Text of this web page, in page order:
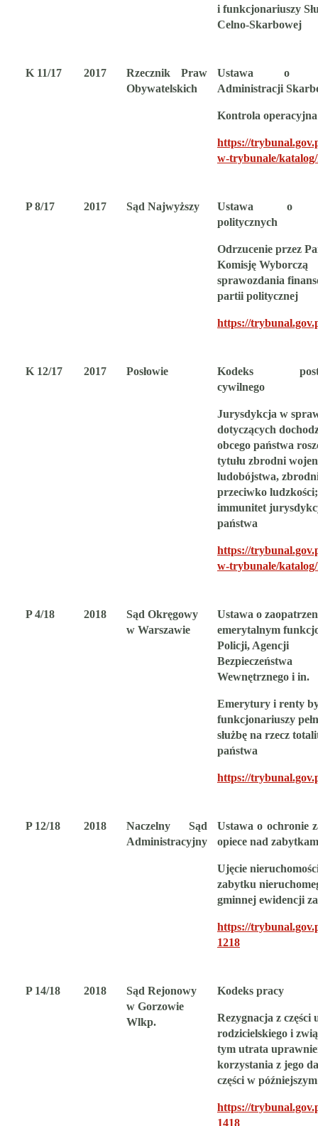
i funkcjonariuszy
Celno-Skarbowej
K 11/17 2017
Rzecznik Praw
Obywatelskich
Ustawa o
Administracji
Kontrola operacyjna
https://
w-trybunale/katalog/
P 8/17 2017 Sąd Najwyższy
Ustawa o
politycznych
Odrzucenie przez
Komisję Wyborczą
sprawozdania
partii politycznej
https://
K 12/17 2017 Posłowie
Kodeks
cywilnego
Jurysdykcja w
dotyczących
obcego państwa
tytułu zbrodni
ludobójstwa,
przeciwko ludzkości;
immunitet
państwa
https://
w-trybunale/
P 4/18 2018
Sąd Okręgowy
w Warszawie
Ustawa o
emerytalnym
Policji, Agencji
Bezpieczeństwa
Wewnętrznego i in.
Emerytury i renty
funkcjonariuszy
służbę na rzecz
państwa
https://
P 12/18 2018
Naczelny Sąd
Administracyjny
Ustawa o ochronie
opiece nad
Ujęcie
zabytku
gminnej ewidencji
https://
1218
P 14/18 2018
Sąd Rejonowy
w Gorzowie
Wlkp.
Kodeks pracy
Rezygnacja z części
rodzicielskiego i
tym utrata
korzystania z jego
części w
https://
1418